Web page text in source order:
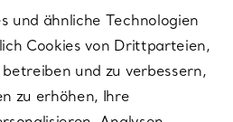
und ähnliche Technologien
Cookies von Drittparteien,
und zu verbessern,
zu erhöhen, Ihre